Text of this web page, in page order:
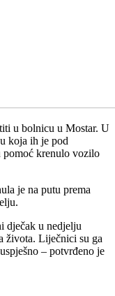
u bolnicu u Mostar. U
koja ih je pod
pomoć krenulo vozilo
je na putu prema
dječak u nedjelju
života. Liječnici su ga
– potvrđeno je